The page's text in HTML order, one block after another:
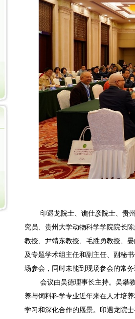
印遇龙院士、谯仕彦院士、贵
究员、贵州大学动物科学学院院长
教授、尹靖东教授、毛胜勇教授、
及专题学术组主任和副主任、副秘
场参会，同时未能到现场参会的常
会议由吴德理事长主持。吴攀
养与饲料科学专业近年来在人才培
学习和深化合作的愿景。印遇龙院